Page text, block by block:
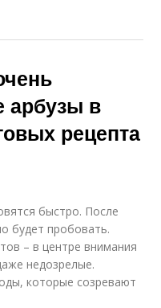
арбузы в
рецепта
быстро. После
будет пробовать.
– в центре внимания
недозрелые.
которые созревают